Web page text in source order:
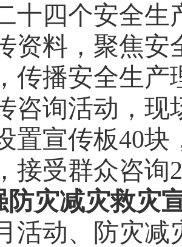
十四个安全生
资料，聚焦安
传播安全生产
咨询活动，现
置宣传板40块
接受群众咨询
防灾减灾救灾
活动、防灾减